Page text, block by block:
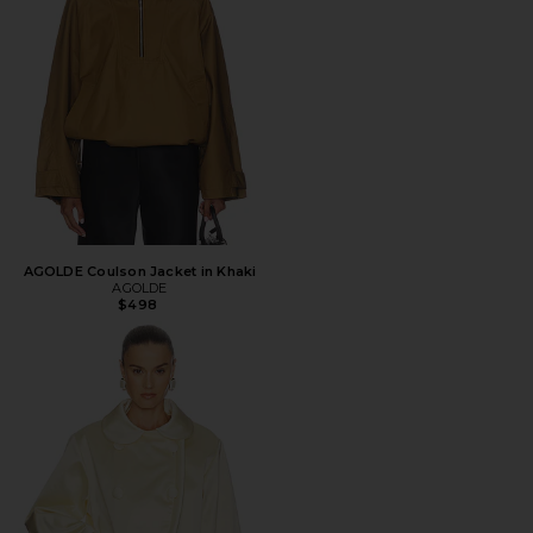
AGOLDE Coulson Jacket in Khaki
AGOLDE
$498